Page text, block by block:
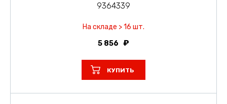
9364339
На складе > 16 шт.
5 856
КУПИТЬ